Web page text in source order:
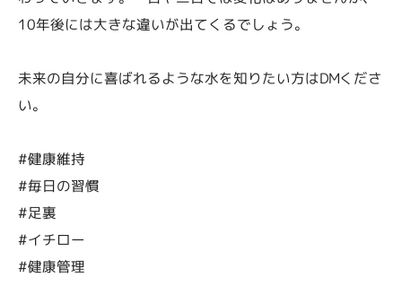
10年後には大きな違いが出てくるでしょう。
未来の自分に喜ばれるような水を知りたい方はDMくださ
い。
#健康維持
#毎日の習慣
#足裏
#イチロー
#健康管理